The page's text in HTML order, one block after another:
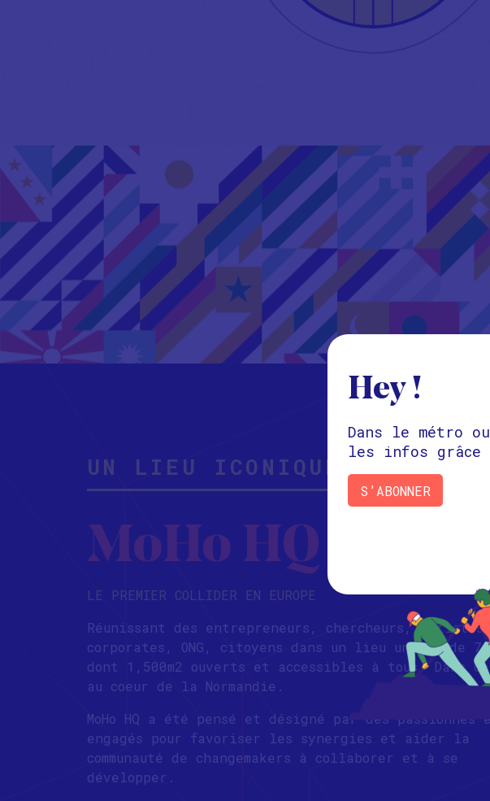
UN LIEU ICONIQUE
MoHo HQ
LE PREMIER COLLIDER EN EUROPE
Réunissant des entrepreneurs, chercheurs, artistes,
corporates, ONG, citoyens dans un lieu unique de
dont 1,500m2 ouverts et accessibles à tous. Dans
au coeur de la Normandie.
MoHo HQ a été pensé et désigné par des passionnés
engagés pour favoriser les synergies et aider la
communauté de changemakers à collaborer et à se
développer.
Hey !
Dans le métro
les infos grâce
S’ABONNER